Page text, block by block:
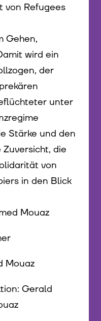
von Refugees
Gehen,
wird ein
der
unter
Stärke und den
die
von
in den Blick
Mouaz
Mouaz
Gerald